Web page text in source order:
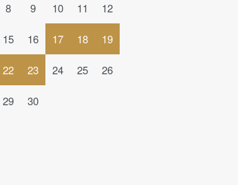
8 9 10 11 12
15 16 17 18 19
22 23 24 25 26
29 30